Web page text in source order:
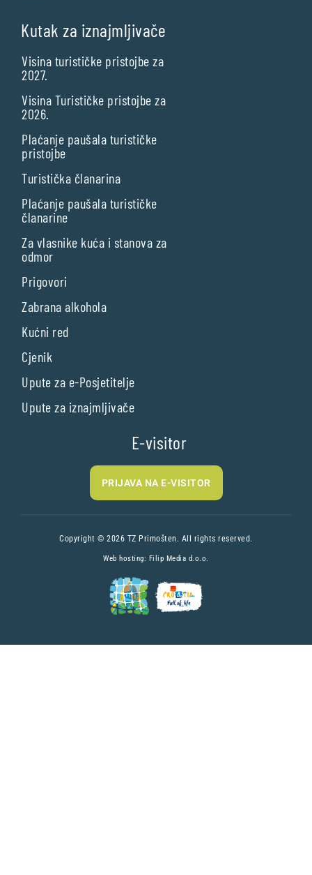
Kutak za iznajmljivače
Visina turističke pristojbe za
2027.
Visina Turističke pristojbe za
2026.
Plaćanje paušala turističke
pristojbe
Turistička članarina
Plaćanje paušala turističke
članarine
Za vlasnike kuća i stanova za
odmor
Prigovori
Zabrana alkohola
Kućni red
Cjenik
Upute za e-Posjetitelje
Upute za iznajmljivače
E-visitor
PRIJAVA NA E-VISITOR
Copyright © 2026 TZ Primošten. All rights reserved.
Web hosting: Filip Media d.o.o.